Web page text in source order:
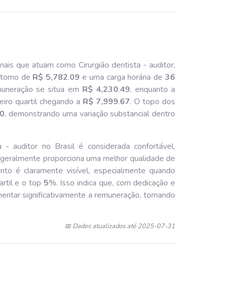
que atuam como Cirurgião dentista - auditor,
de R$ 5,782.09 e uma carga horária de 36
se situa em R$ 4,230.49, enquanto a
quartil chegando a R$ 7,999.67. O topo dos
, demonstrando uma variação substancial dentro
auditor no Brasil é considerada confortável,
proporciona uma melhor qualidade de
é claramente visível, especialmente quando
e o top 5%. Isso indica que, com dedicação e
significativamente a remuneração, tornando
📅 Dados atualizados até 2025-07-31